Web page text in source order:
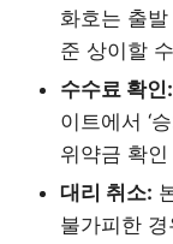
화호는 출
준 상이할
수수료 확인:
이트에서 ‘
위약금 확인
대리 취소:
불가피한